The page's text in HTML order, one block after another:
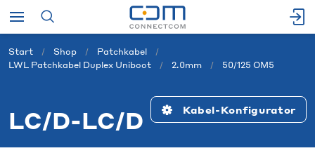
Start Shop
Patchkabel
LWL Patchkabel Duplex Uniboot
2.0mm 50/125 OM5
LC/D-LC/D Kabel-Konfigurator